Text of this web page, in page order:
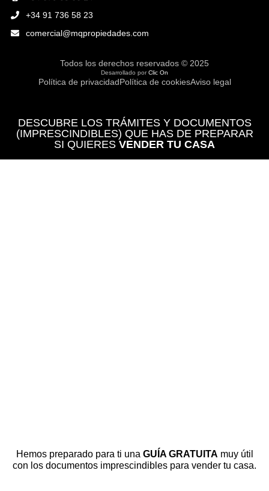
+34 91 736 58 23
comercial@mqpropiedades.com
Todos los derechos reservados © 2025
Desarrollado porClic On
Política de privacidadPolítica de cookiesAviso legal
DESCUBRE LOS TRÁMITES Y DOCUMENTOS
(IMPRESCINDIBLES) QUE HAS DE PREPARAR
SI QUIERES VENDER TU CASA
Hemos preparado para ti una GUÍA GRATUITA muy útil
con los documentos imprescindibles para vender tu casa.